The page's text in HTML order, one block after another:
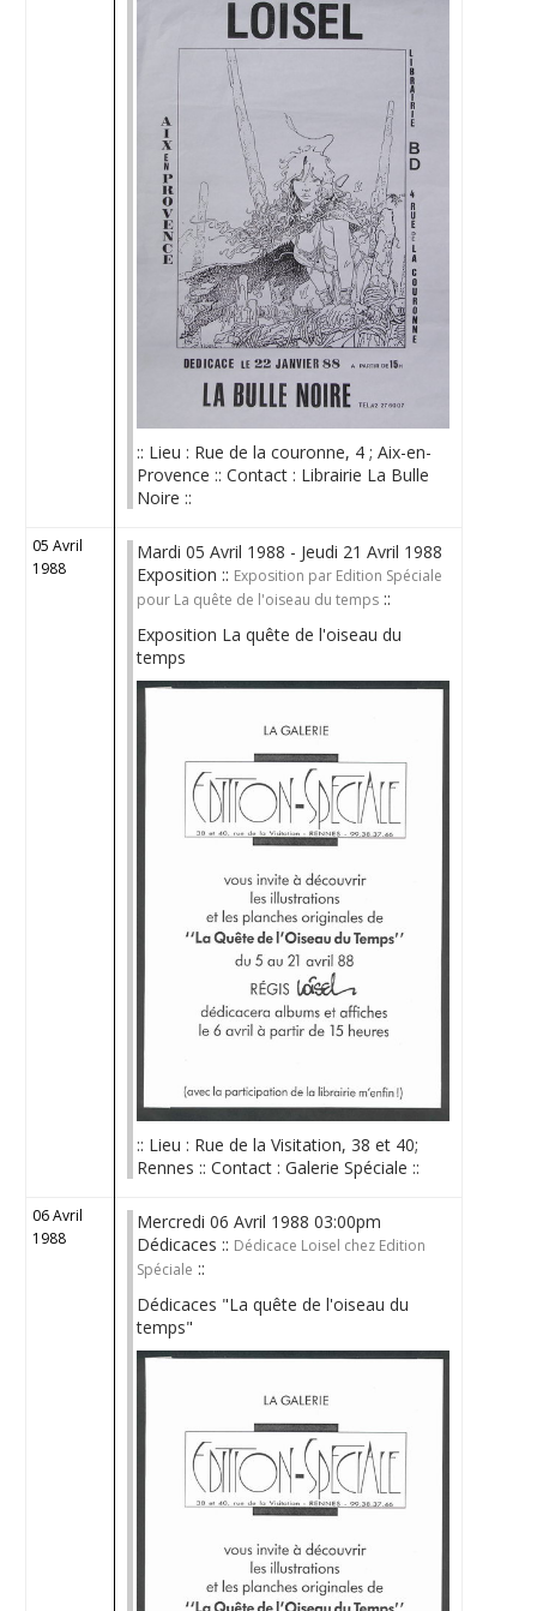
:: Lieu : Rue de la couronne, 4 ; Aix-en-
Provence :: Contact : Librairie La Bulle
Noire ::
05 Avril
1988
Mardi 05 Avril 1988 - Jeudi 21 Avril 1988
Exposition :: Exposition par Edition Spéciale
pour La quête de l'oiseau du temps ::
Exposition La quête de l'oiseau du
temps
:: Lieu : Rue de la Visitation, 38 et 40;
Rennes :: Contact : Galerie Spéciale ::
06 Avril
1988
Mercredi 06 Avril 1988 03:00pm
Dédicaces :: Dédicace Loisel chez Edition
Spéciale ::
Dédicaces "La quête de l'oiseau du
temps"